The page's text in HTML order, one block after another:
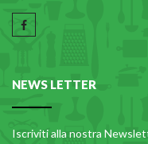
NEWS LETTER
Iscriviti alla nostra